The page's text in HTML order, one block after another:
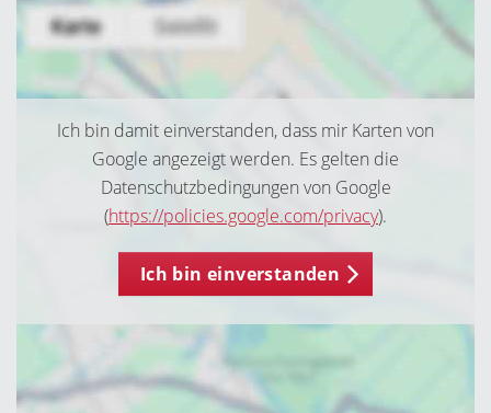
Ich bin damit einverstanden, dass mir Karten von
Google angezeigt werden. Es gelten die
Datenschutzbedingungen von Google
(https://policies.google.com/privacy).
Ich bin einverstanden